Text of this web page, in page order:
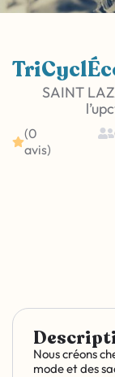
SAINT
(0
avis)
Nous créons
mode et des